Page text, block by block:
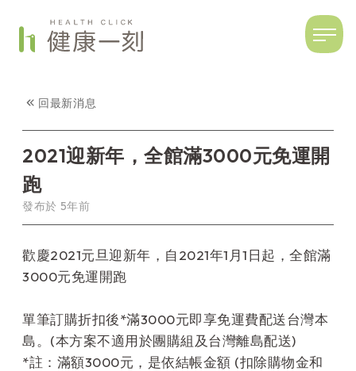
回最新消息
2021迎新年，全館滿3000元免運開
跑
發布於 5年前
歡慶2021元旦迎新年，自2021年1月1日起，全館滿
3000元免運開跑
單筆訂購折扣後*滿3000元即享免運費配送台灣本
島。(本方案不適用於團購組及台灣離島配送)
*註：滿額3000元，是依結帳金額 (扣除購物金和